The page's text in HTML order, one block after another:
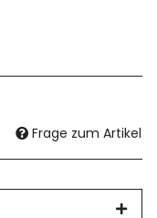
Frage zum Artikel